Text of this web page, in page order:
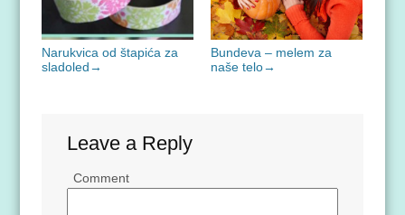
Narukvica od štapića za
sladoled→
Bundeva – melem za
naše telo→
Leave a Reply
Comment